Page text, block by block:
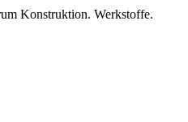
Konstruktion. Werkstoffe.